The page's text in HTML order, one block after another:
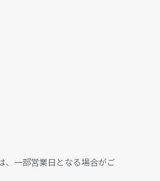
一部営業日となる場合がご